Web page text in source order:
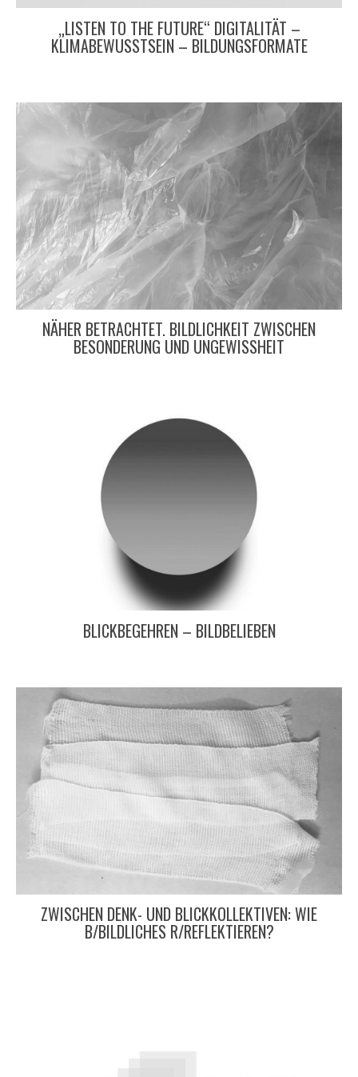
„LISTEN TO THE FUTURE“ DIGITALITÄT –
KLIMABEWUSSTSEIN – BILDUNGSFORMATE
NÄHER BETRACHTET. BILDLICHKEIT ZWISCHEN
BESONDERUNG UND UNGEWISSHEIT
BLICKBEGEHREN – BILDBELIEBEN
ZWISCHEN DENK- UND BLICKKOLLEKTIVEN: WIE
B/BILDLICHES R/REFLEKTIEREN?